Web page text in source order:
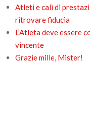
Atleti e cali di
ritrovare fiducia
L’Atleta deve essere
vincente
Grazie mille, Mister!